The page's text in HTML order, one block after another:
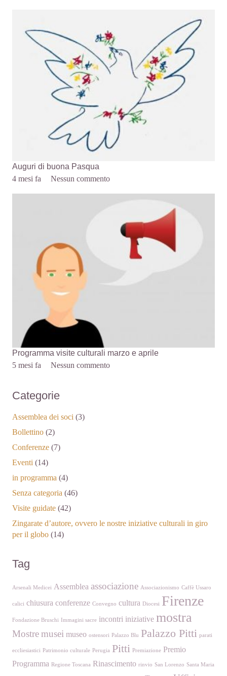
Auguri di buona Pasqua
4 mesi fa
Nessun commento
Programma visite culturali marzo e aprile
5 mesi fa
Nessun commento
Categorie
Assemblea dei soci (3)
Bollettino (2)
Conferenze (7)
Eventi (14)
in programma (4)
Senza categoria (46)
Visite guidate (42)
Zingarate d’autore, ovvero le nostre iniziative culturali in giro
per il globo (14)
Tag
Arsenali Medicei Assemblea associazione Associazionismo Caffè Ussaro
calici chiusura conferenze Convegno cultura Diocesi Firenze
Fondazione Bruschi Immagini sacre incontri iniziative mostra
Mostremusei museo ostensori Palazzo Blu Palazzo Pitti parati
eccliesiastici Patrimonio culturale Perugia Pitti Premiazione Premio
Programma Regione Toscana Rinascimento rinvio San Lorenzo Santa Maria